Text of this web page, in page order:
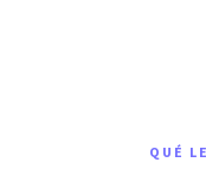
QUÉ